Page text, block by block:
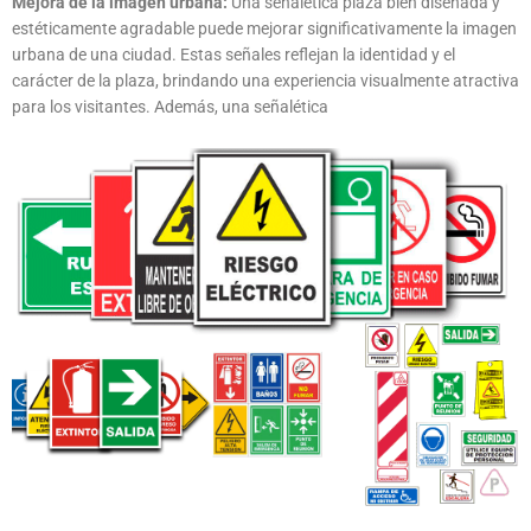
estéticamente agradable puede mejorar significativamente la imagen
urbana de una ciudad. Estas señales reflejan la identidad y el
carácter de la plaza, brindando una experiencia visualmente atractiva
para los visitantes. Además, una señalética